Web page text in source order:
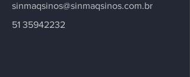
sinmaqsinos@sinmaqsinos.com.br
51 35942232